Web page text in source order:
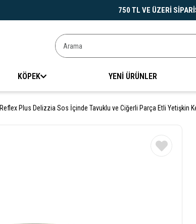
750 TL VE ÜZERİ
KÖPEK YENİ ÜRÜNLER
Reflex Plus Delizzia Sos İçinde Tavuklu ve Ciğerli Parça Etli Yetişkin